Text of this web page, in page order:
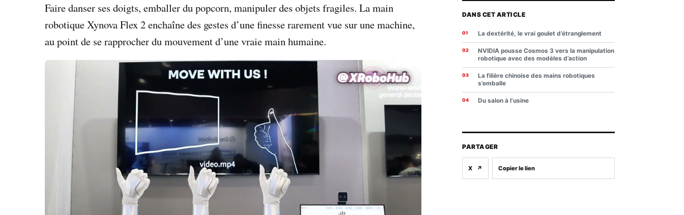
Faire danser ses doigts, emballer du popcorn, manipuler des objets fragiles. La main
robotique Xynova Flex 2 enchaîne des gestes d’une finesse rarement vue sur une machine,
au point de se rapprocher du mouvement d’une vraie main humaine.
DANS CET ARTICLE
La dextérité, le vrai goulet d’étranglement
NVIDIA pousse Cosmos 3 vers la manipulation
robotique avec des modèles d’action
La filière chinoise des mains robotiques
s’emballe
Du salon à l’usine
PARTAGER
X ↗ Copier le lien